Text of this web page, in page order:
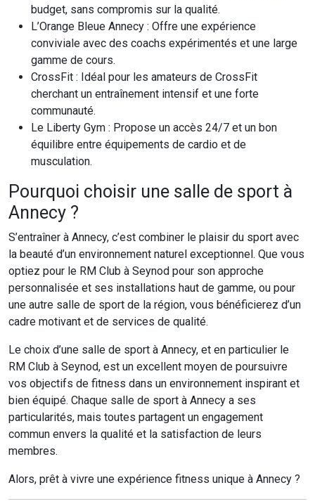
budget, sans compromis sur la qualité.
L’Orange Bleue Annecy : Offre une expérience
conviviale avec des coachs expérimentés et une large
gamme de cours.
CrossFit : Idéal pour les amateurs de CrossFit
cherchant un entraînement intensif et une forte
communauté.
Le Liberty Gym : Propose un accès 24/7 et un bon
équilibre entre équipements de cardio et de
musculation.
Pourquoi choisir une salle de sport à
Annecy ?
S’entraîner à Annecy, c’est combiner le plaisir du sport avec
la beauté d’un environnement naturel exceptionnel. Que vous
optiez pour le RM Club à Seynod pour son approche
personnalisée et ses installations haut de gamme, ou pour
une autre salle de sport de la région, vous bénéficierez d’un
cadre motivant et de services de qualité.
Le choix d’une salle de sport à Annecy, et en particulier le
RM Club à Seynod, est un excellent moyen de poursuivre
vos objectifs de fitness dans un environnement inspirant et
bien équipé. Chaque salle de sport à Annecy a ses
particularités, mais toutes partagent un engagement
commun envers la qualité et la satisfaction de leurs
membres.
Alors, prêt à vivre une expérience fitness unique à Annecy ?